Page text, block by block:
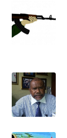
WN
GORONTALO
WN
MALUKU
MALUT